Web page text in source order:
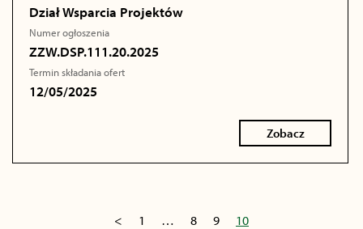
Dział Wsparcia Projektów
Numer ogłoszenia
ZZW.DSP.111.20.2025
Termin składania ofert
12/05/2025
Zobacz
< 1 … 8 9 10